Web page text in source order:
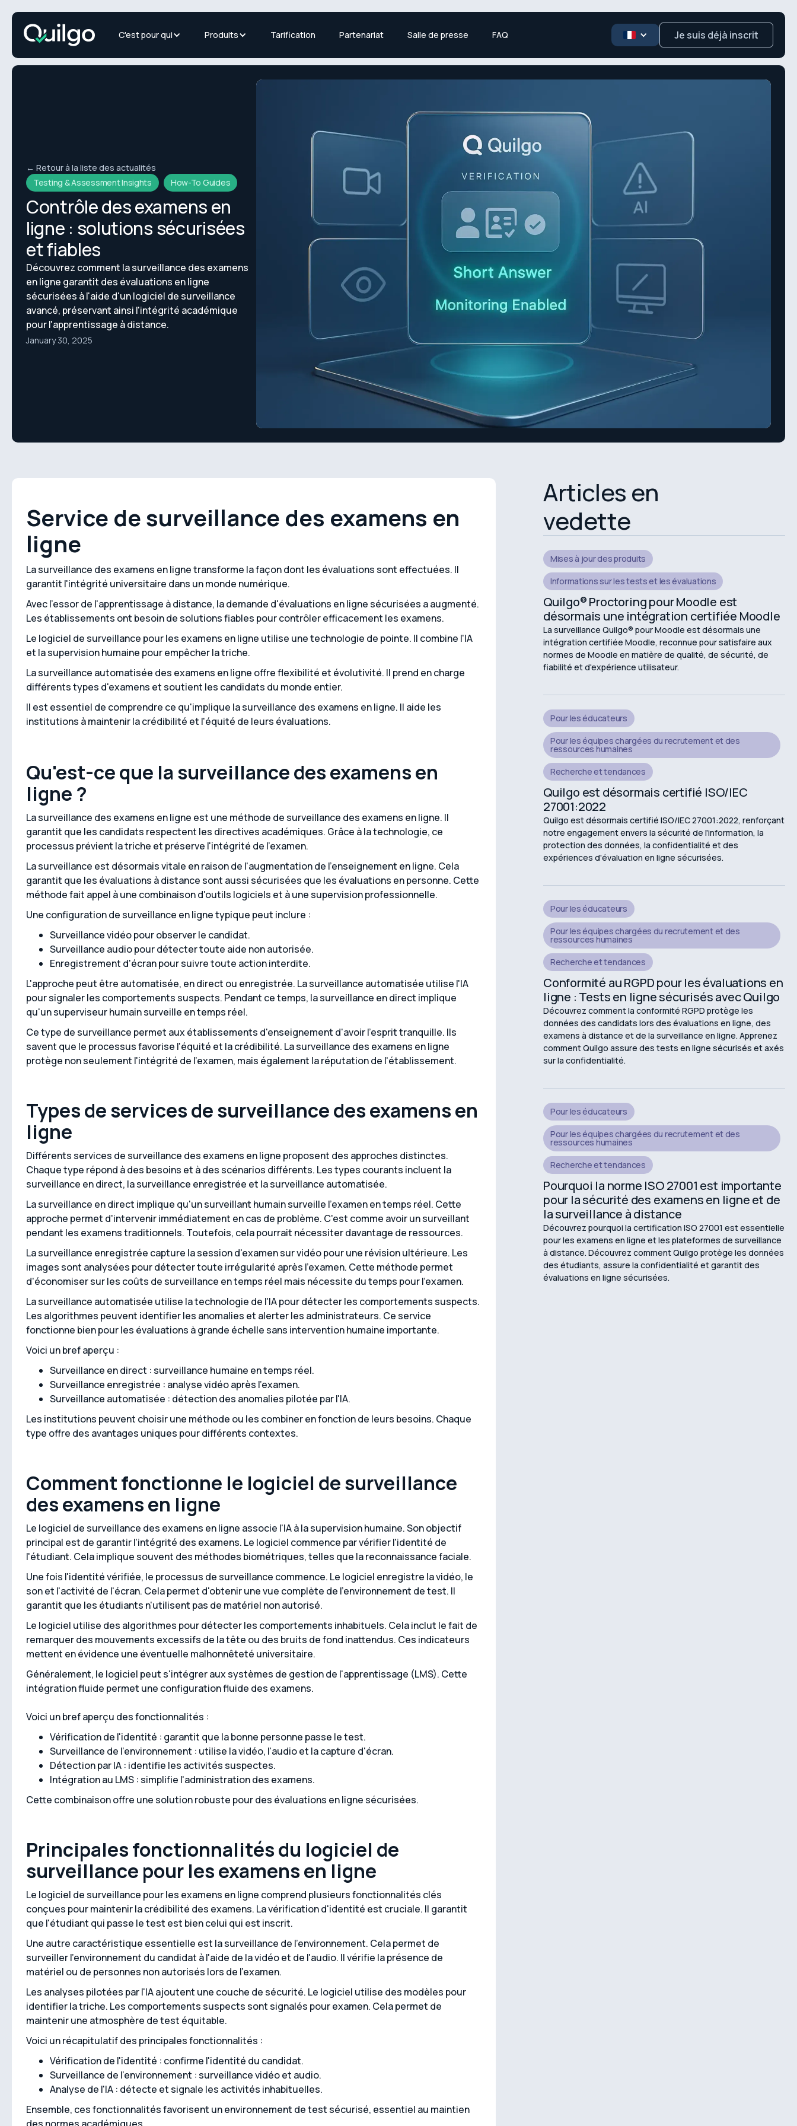
C'est pour qui Produits Tarification Partenariat Salle de presse FAQ Je suis déjà inscrit
← Retour à la liste des actualités
Testing & Assessment Insights
How-To Guides
Contrôle des examens en
ligne : solutions sécurisées
et fiables
Découvrez comment la surveillance des examens
en ligne garantit des évaluations en ligne
sécurisées à l'aide d'un logiciel de surveillance
avancé, préservant ainsi l'intégrité académique
pour l'apprentissage à distance.
January 30, 2025
Service de surveillance des examens en
ligne
La surveillance des examens en ligne transforme la façon dont les évaluations sont effectuées. Il
garantit l'intégrité universitaire dans un monde numérique.
Avec l'essor de l'apprentissage à distance, la demande d'évaluations en ligne sécurisées a augmenté.
Les établissements ont besoin de solutions fiables pour contrôler efficacement les examens.
Le logiciel de surveillance pour les examens en ligne utilise une technologie de pointe. Il combine l'IA
et la supervision humaine pour empêcher la triche.
La surveillance automatisée des examens en ligne offre flexibilité et évolutivité. Il prend en charge
différents types d'examens et soutient les candidats du monde entier.
Il est essentiel de comprendre ce qu'implique la surveillance des examens en ligne. Il aide les
institutions à maintenir la crédibilité et l'équité de leurs évaluations.
Qu'est-ce que la surveillance des examens en
ligne ?
La surveillance des examens en ligne est une méthode de surveillance des examens en ligne. Il
garantit que les candidats respectent les directives académiques. Grâce à la technologie, ce
processus prévient la triche et préserve l'intégrité de l'examen.
La surveillance est désormais vitale en raison de l'augmentation de l'enseignement en ligne. Cela
garantit que les évaluations à distance sont aussi sécurisées que les évaluations en personne. Cette
méthode fait appel à une combinaison d'outils logiciels et à une supervision professionnelle.
Une configuration de surveillance en ligne typique peut inclure :
Surveillance vidéo pour observer le candidat.
Surveillance audio pour détecter toute aide non autorisée.
Enregistrement d'écran pour suivre toute action interdite.
L'approche peut être automatisée, en direct ou enregistrée. La surveillance automatisée utilise l'IA
pour signaler les comportements suspects. Pendant ce temps, la surveillance en direct implique
qu'un superviseur humain surveille en temps réel.
Ce type de surveillance permet aux établissements d'enseignement d'avoir l'esprit tranquille. Ils
savent que le processus favorise l'équité et la crédibilité. La surveillance des examens en ligne
protège non seulement l'intégrité de l'examen, mais également la réputation de l'établissement.
Types de services de surveillance des examens en
ligne
Différents services de surveillance des examens en ligne proposent des approches distinctes.
Chaque type répond à des besoins et à des scénarios différents. Les types courants incluent la
surveillance en direct, la surveillance enregistrée et la surveillance automatisée.
La surveillance en direct implique qu'un surveillant humain surveille l'examen en temps réel. Cette
approche permet d'intervenir immédiatement en cas de problème. C'est comme avoir un surveillant
pendant les examens traditionnels. Toutefois, cela pourrait nécessiter davantage de ressources.
La surveillance enregistrée capture la session d'examen sur vidéo pour une révision ultérieure. Les
images sont analysées pour détecter toute irrégularité après l'examen. Cette méthode permet
d'économiser sur les coûts de surveillance en temps réel mais nécessite du temps pour l'examen.
La surveillance automatisée utilise la technologie de l'IA pour détecter les comportements suspects.
Les algorithmes peuvent identifier les anomalies et alerter les administrateurs. Ce service
fonctionne bien pour les évaluations à grande échelle sans intervention humaine importante.
Voici un bref aperçu :
Surveillance en direct : surveillance humaine en temps réel.
Surveillance enregistrée : analyse vidéo après l'examen.
Surveillance automatisée : détection des anomalies pilotée par l'IA.
Les institutions peuvent choisir une méthode ou les combiner en fonction de leurs besoins. Chaque
type offre des avantages uniques pour différents contextes.
Comment fonctionne le logiciel de surveillance
des examens en ligne
Le logiciel de surveillance des examens en ligne associe l'IA à la supervision humaine. Son objectif
principal est de garantir l'intégrité des examens. Le logiciel commence par vérifier l'identité de
l'étudiant. Cela implique souvent des méthodes biométriques, telles que la reconnaissance faciale.
Une fois l'identité vérifiée, le processus de surveillance commence. Le logiciel enregistre la vidéo, le
son et l'activité de l'écran. Cela permet d'obtenir une vue complète de l'environnement de test. Il
garantit que les étudiants n'utilisent pas de matériel non autorisé.
Le logiciel utilise des algorithmes pour détecter les comportements inhabituels. Cela inclut le fait de
remarquer des mouvements excessifs de la tête ou des bruits de fond inattendus. Ces indicateurs
mettent en évidence une éventuelle malhonnêteté universitaire.
Généralement, le logiciel peut s'intégrer aux systèmes de gestion de l'apprentissage (LMS). Cette
intégration fluide permet une configuration fluide des examens.
Voici un bref aperçu des fonctionnalités :
Vérification de l'identité : garantit que la bonne personne passe le test.
Surveillance de l'environnement : utilise la vidéo, l'audio et la capture d'écran.
Détection par IA : identifie les activités suspectes.
Intégration au LMS : simplifie l'administration des examens.
Cette combinaison offre une solution robuste pour des évaluations en ligne sécurisées.
Principales fonctionnalités du logiciel de
surveillance pour les examens en ligne
Le logiciel de surveillance pour les examens en ligne comprend plusieurs fonctionnalités clés
conçues pour maintenir la crédibilité des examens. La vérification d'identité est cruciale. Il garantit
que l'étudiant qui passe le test est bien celui qui est inscrit.
Une autre caractéristique essentielle est la surveillance de l'environnement. Cela permet de
surveiller l'environnement du candidat à l'aide de la vidéo et de l'audio. Il vérifie la présence de
matériel ou de personnes non autorisés lors de l'examen.
Les analyses pilotées par l'IA ajoutent une couche de sécurité. Le logiciel utilise des modèles pour
identifier la triche. Les comportements suspects sont signalés pour examen. Cela permet de
maintenir une atmosphère de test équitable.
Voici un récapitulatif des principales fonctionnalités :
Vérification de l'identité : confirme l'identité du candidat.
Surveillance de l'environnement : surveillance vidéo et audio.
Analyse de l'IA : détecte et signale les activités inhabituelles.
Ensemble, ces fonctionnalités favorisent un environnement de test sécurisé, essentiel au maintien
Articles en
vedette
Mises à jour des produits
Informations sur les tests et les évaluations
Quilgo® Proctoring pour Moodle est
désormais une intégration certifiée Moodle
La surveillance Quilgo® pour Moodle est désormais une
intégration certifiée Moodle, reconnue pour satisfaire aux
normes de Moodle en matière de qualité, de sécurité, de
fiabilité et d'expérience utilisateur.
Pour les éducateurs
Pour les équipes chargées du recrutement et des
ressources humaines
Recherche et tendances
Quilgo est désormais certifié ISO/IEC
27001:2022
Quilgo est désormais certifié ISO/IEC 27001:2022, renforçant
notre engagement envers la sécurité de l'information, la
protection des données, la confidentialité et des
expériences d'évaluation en ligne sécurisées.
Pour les éducateurs
Pour les équipes chargées du recrutement et des
ressources humaines
Recherche et tendances
Conformité au RGPD pour les évaluations en
ligne : Tests en ligne sécurisés avec Quilgo
Découvrez comment la conformité RGPD protège les
données des candidats lors des évaluations en ligne, des
examens à distance et de la surveillance en ligne. Apprenez
comment Quilgo assure des tests en ligne sécurisés et axés
sur la confidentialité.
Pour les éducateurs
Pour les équipes chargées du recrutement et des
ressources humaines
Recherche et tendances
Pourquoi la norme ISO 27001 est importante
pour la sécurité des examens en ligne et de
la surveillance à distance
Découvrez pourquoi la certification ISO 27001 est essentielle
pour les examens en ligne et les plateformes de surveillance
à distance. Découvrez comment Quilgo protège les données
des étudiants, assure la confidentialité et garantit des
évaluations en ligne sécurisées.